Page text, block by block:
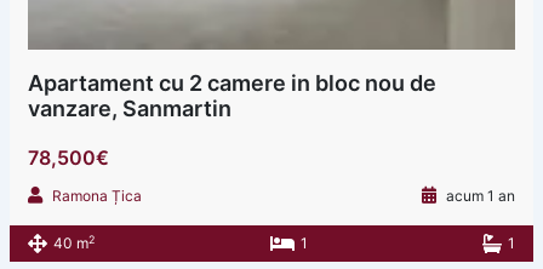
Apartament cu 2 camere in bloc nou de
vanzare, Sanmartin
78,500€
Ramona Țica acum 1 an
40 m2 1 1